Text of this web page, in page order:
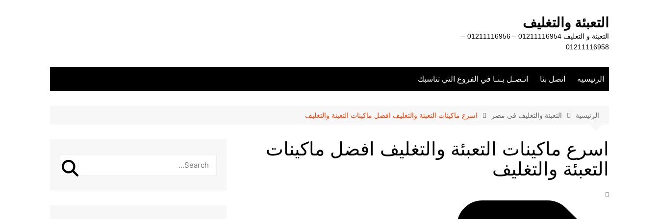
التعبئة والتغليف
التعبئة و التغليف 01211116954 – 01211116956 –
01211116958
الرئيسيه اتصل بنا اتـصـل بـنـا في الفروع التي تناسبك
الرئيسية التعبئة والتغليف فى مصر اسرع ماكينات التعبئة والتغليف افضل ماكينات التعبئة والتغليف
اسرع ماكينات التعبئة والتغليف افضل ماكينات
التعبئة والتغليف